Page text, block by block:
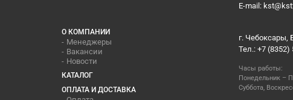
E-mail:
О КОМПАНИИ
Менеджеры
Вакансии
Новости
КАТАЛОГ
ОПЛАТА И ДОСТАВКА
г. Чебоксары,
Тел.: +7 (8352)
Часы работы:
Понедельник –
Суббота,